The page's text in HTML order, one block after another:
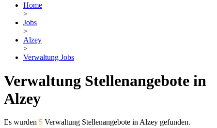
Home
>
Jobs
>
Alzey
>
Verwaltung Jobs
Verwaltung Stellenangebote in
Alzey
Es wurden 5 Verwaltung Stellenangebote in Alzey gefunden.